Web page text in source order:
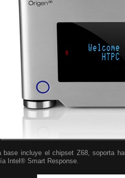
base incluye el chipset Z68, soporta
Intel® Smart Response.